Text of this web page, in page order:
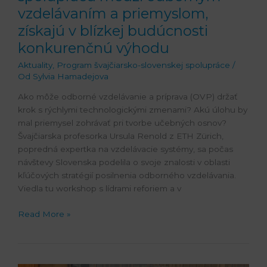
vzdelávaním a priemyslom,
získajú v blízkej budúcnosti
konkurenčnú výhodu
Aktuality Program švajčiarsko-slovenskej spolupráce /
Od Sylvia Hamadejova
Ako môže odborné vzdelávanie a príprava (OVP) držať
krok s rýchlymi technologickými zmenami? Akú úlohu by
mal priemysel zohrávať pri tvorbe učebných osnov?
Švajčiarska profesorka Ursula Renold z ETH Zürich,
popredná expertka na vzdelávacie systémy, sa počas
návštevy Slovenska podelila o svoje znalosti v oblasti
kľúčových stratégií posilnenia odborného vzdelávania.
Viedla tu workshop s lídrami reforiem a v
výhodu
Read More »